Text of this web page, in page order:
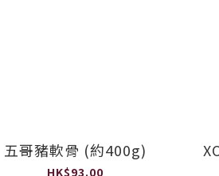
五哥豬軟骨 (約400g)
HK$93.00